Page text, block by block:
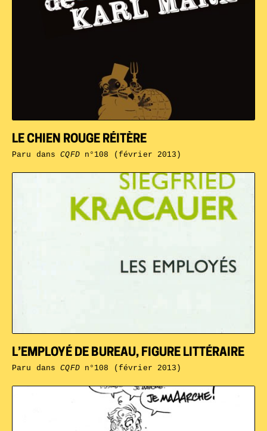
L’EMPLOYÉ DE BUREAU, FIGURE LITTÉRAIRE
Paru dansCQFDn°108 (février 2013)
LE CHIEN ROUGE RÉITÈRE
Paru dansCQFDn°108 (février 2013)